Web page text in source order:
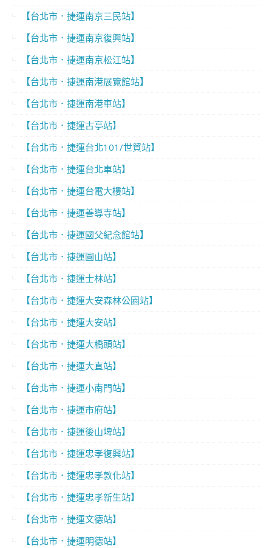
【台北市．捷運南京三民站】
【台北市．捷運南京復興站】
【台北市．捷運南京松江站】
【台北市．捷運南港展覽館站】
【台北市．捷運南港車站】
【台北市．捷運古亭站】
【台北市．捷運台北101/世貿站】
【台北市．捷運台北車站】
【台北市．捷運台電大樓站】
【台北市．捷運善導寺站】
【台北市．捷運國父紀念館站】
【台北市．捷運圓山站】
【台北市．捷運士林站】
【台北市．捷運大安森林公園站】
【台北市．捷運大安站】
【台北市．捷運大橋頭站】
【台北市．捷運大直站】
【台北市．捷運小南門站】
【台北市．捷運市府站】
【台北市．捷運後山埤站】
【台北市．捷運忠孝復興站】
【台北市．捷運忠孝敦化站】
【台北市．捷運忠孝新生站】
【台北市．捷運文德站】
【台北市．捷運明德站】